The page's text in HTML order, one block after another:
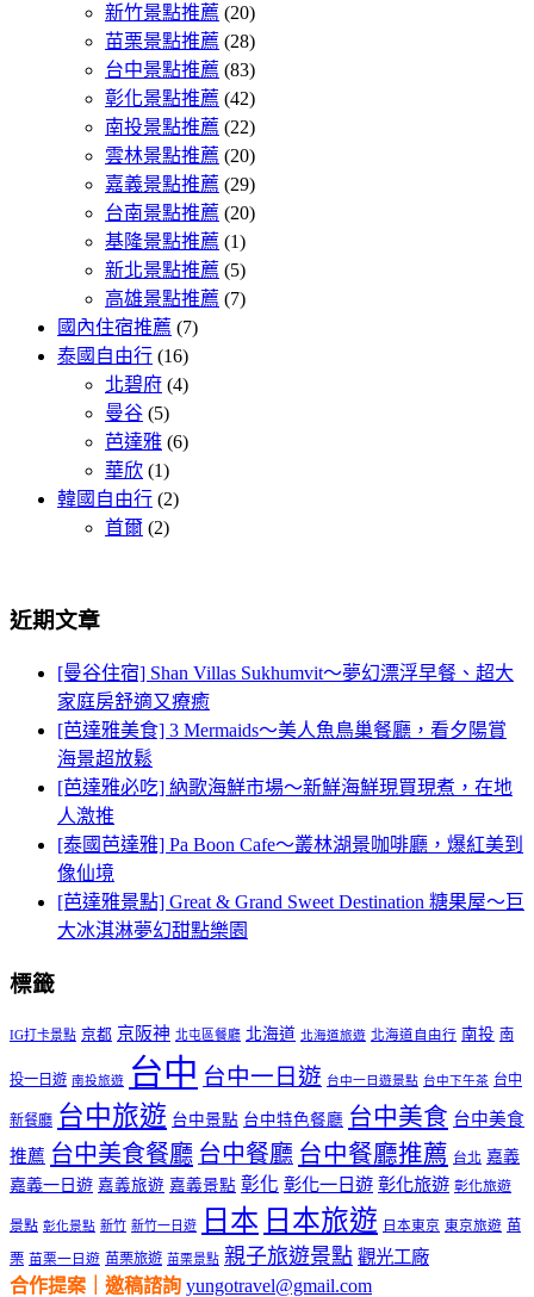
新竹景點推薦 (20)
苗栗景點推薦 (28)
台中景點推薦 (83)
彰化景點推薦 (42)
南投景點推薦 (22)
雲林景點推薦 (20)
嘉義景點推薦 (29)
台南景點推薦 (20)
基隆景點推薦 (1)
新北景點推薦 (5)
高雄景點推薦 (7)
國內住宿推薦 (7)
泰國自由行 (16)
北碧府 (4)
曼谷 (5)
芭達雅 (6)
華欣 (1)
韓國自由行 (2)
首爾 (2)
近期文章
[曼谷住宿] Shan Villas Sukhumvit～夢幻漂浮早餐、超大
家庭房舒適又療癒
[芭達雅美食] 3 Mermaids～美人魚鳥巢餐廳，看夕陽賞
海景超放鬆
[芭達雅必吃] 納歌海鮮市場～新鮮海鮮現買現煮，在地
人激推
[泰國芭達雅] Pa Boon Cafe～叢林湖景咖啡廳，爆紅美到
像仙境
[芭達雅景點] Great & Grand Sweet Destination 糖果屋～巨
大冰淇淋夢幻甜點樂園
標籤
IG打卡景點 京都 京阪神 北屯區餐廳 北海道 北海道旅遊 北海道自由行 南投 南
投一日遊 南投旅遊 台中 台中一日遊 台中一日遊景點 台中下午茶 台中
新餐廳 台中旅遊 台中景點 台中特色餐廳 台中美食 台中美食
推薦 台中美食餐廳 台中餐廳 台中餐廳推薦 台北 嘉義
嘉義一日遊 嘉義旅遊 嘉義景點 彰化 彰化一日遊 彰化旅遊 彰化旅遊
景點 彰化景點 新竹 新竹一日遊 日本 日本旅遊 日本東京 東京旅遊 苗
栗 苗栗一日遊 苗栗旅遊 苗栗景點 親子旅遊景點 觀光工廠
合作提案｜邀稿諮詢 yungotravel@gmail.com